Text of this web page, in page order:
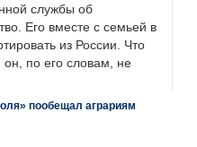
службы об
Его вместе с семьей в
из России. Что
он, по его словам, не
пообещал аграриям